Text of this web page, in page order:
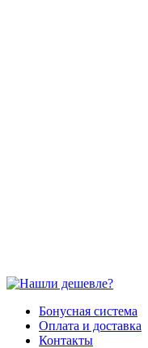
Бонусная система
Оплата и доставка
Контакты